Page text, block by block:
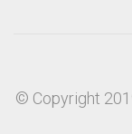
© Copyright